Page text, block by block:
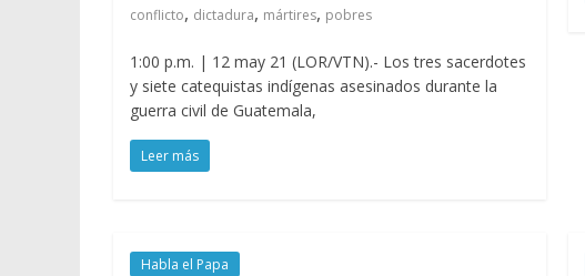
conflicto, dictadura, mártires, pobres
1:00 p.m. | 12 may 21 (LOR/VTN).- Los tres sacerdotes
y siete catequistas indígenas asesinados durante la
guerra civil de Guatemala,
Leer más
Habla el Papa